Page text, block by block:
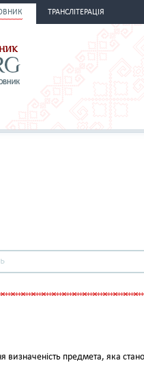
ТРАНСЛІТЕРАЦІЯ
визначеність предмета, яка